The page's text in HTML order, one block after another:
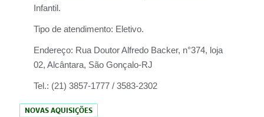
Infantil.
Tipo de atendimento: Eletivo.
Endereço: Rua Doutor Alfredo Backer, n°374, loja
02, Alcântara, São Gonçalo-RJ
Tel.: (21) 3857-1777 / 3583-2302
NOVAS AQUISIÇÕES